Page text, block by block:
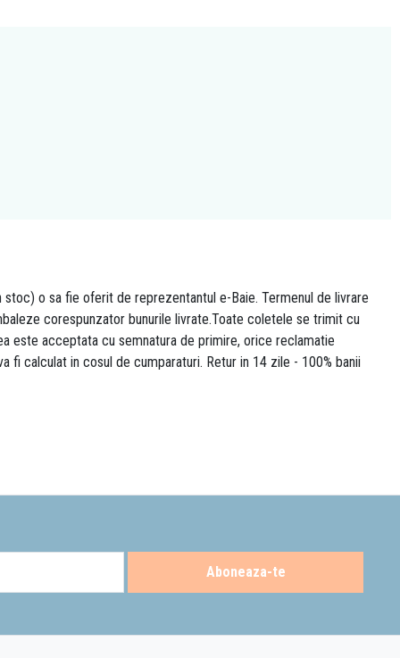
o sa fie oferit de reprezentantul e-Baie. Termenul de livrare
corespunzator bunurile livrate.Toate coletele se trimit cu
este acceptata cu semnatura de primire, orice reclamatie
fi calculat in cosul de cumparaturi. Retur in 14 zile - 100% banii
Aboneaza-te